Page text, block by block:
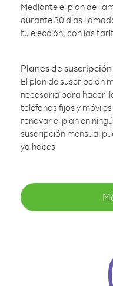
Mediante el plan de
durante 30 días
tu elección, con las
Planes de
El plan de suscripción
necesaria para hacer
teléfonos fijos y
renovar el plan en
suscripción mensual
ya haces